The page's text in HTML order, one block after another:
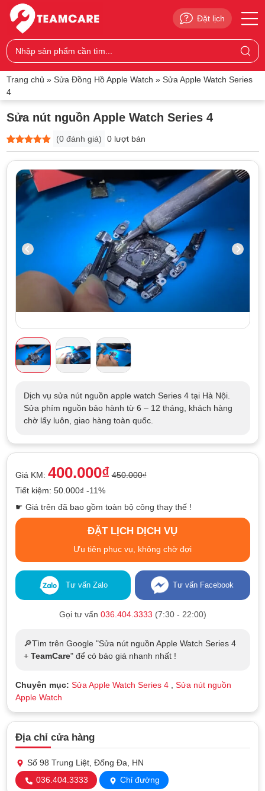
Đặt lịch
Trang chủ » Sửa Đồng Hồ Apple Watch » Sửa Apple Watch Series
4
Sửa nút nguồn Apple Watch Series 4
5trên 5
dựa trên
0
đánh giá
(0 đánh giá) 0 lượt bán
Dịch vụ sửa nút nguồn apple watch Series 4 tại Hà Nội.
Sửa phím nguồn bảo hành từ 6 – 12 tháng, khách hàng
chờ lấy luôn, giao hàng toàn quốc.
Giá KM: 400.000₫ 450.000₫
Tiết kiệm: 50.000₫ -11%
☛ Giá trên đã bao gồm toàn bộ công thay thế !
ĐẶT LỊCH DỊCH VỤ
Ưu tiên phục vụ, không chờ đợi
Tư vấn Zalo Tư vấn Facebook
Gọi tư vấn 036.404.3333 (7:30 - 22:00)
🔎Tìm trên Google "Sửa nút nguồn Apple Watch Series 4
+ TeamCare" để có báo giá nhanh nhất !
Chuyên mục: Sửa Apple Watch Series 4, Sửa nút nguồn
Apple Watch
Địa chỉ cửa hàng
Số 98 Trung Liệt, Đống Đa, HN
036.404.3333
Chỉ đường